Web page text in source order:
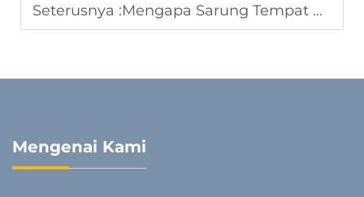
Seterusnya :Mengapa Sarung Tempat Duduk untuk Kenderaan Diminta di Pasaran Eksport
Mengenai Kami